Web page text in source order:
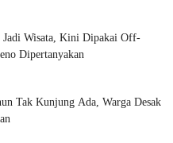
Wisata, Kini Dipakai Off-
Dipertanyakan
Tak Kunjung Ada, Warga Desak